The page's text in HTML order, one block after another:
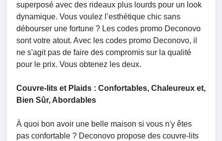
superposé avec des rideaux plus lourds pour un look
dynamique. Vous voulez l’esthétique chic sans
débourser une fortune ? Les codes promo Deconovo
sont votre atout. Avec les codes promo Deconovo, il
ne s'agit pas de faire des compromis sur la qualité
pour le prix. Vous obtenez les deux.
Couvre-lits et Plaids : Confortables, Chaleureux et,
Bien Sûr, Abordables
À quoi bon avoir une belle maison si vous n'y êtes
pas confortable ? Deconovo propose des couvre-lits